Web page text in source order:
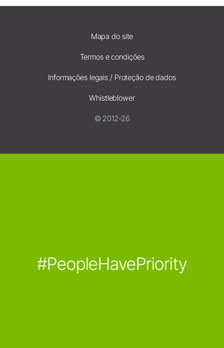
Mapa do site
Termos e condições
Informações legais / Proteção de dados
Whistleblower
© 2012-26
#PeopleHavePriority